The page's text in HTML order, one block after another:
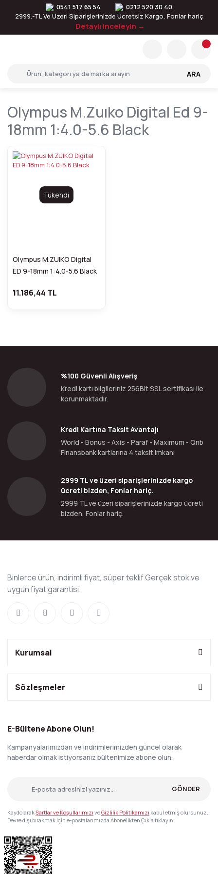
0541 517 65 54
0212 520 30 40
2999.-TL Ve Üzeri Siparişlerinizde Ücretsiz Kargo, Fonlar hariç
Detaylı inceleyin →
ARA
Olympus M.zuıko Digital Ed 9-
18mm 1:4.0-5.6 Black
Tükendi
Olympus M.ZUIKO Digital
ED 9-18mm 1:4.0-5.6 Black
11.186,44 TL
%100 Güvenli Alışveriş
Kredi kartı bilgileriniz 256Bit SSL sertifikası ile
korunmaktadır.
Kredi Kartına Taksit Avantajı
World - Bonus - Axis - Paraf - Maximum - Qnb
Finansbank kartlarına 4 taksit imkanı
2999 TL ve üzeri siparişlerinizde kargo
ücreti bizden, Fonlar hariç.
2999 TL ve üzeri siparişlerinizde kargo ücreti
bizden, Fonlar hariç.
Binlerce ürün, indirimli fiyat, süper teklif Gerçek stok ve
uygun fiyat garantisi.
Kurumsal
Sözleşmeler
E-Bültene Abone Olun!
Kampanyalarımızdan ve indirimlerimizden güncel olarak
haberdar olmak istiyorsanız bültenimize abone olun.
GÖNDER
KaydolarakŞartlar ve Koşullarımızı veGizlilik Politikamızı kabul etmiş olursunuz.
Devre dışı bırakmak için e-postalarımızda Abonelikten Çık'a tıklayın.